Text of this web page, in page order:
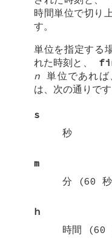
時間単位で切り
す。
単位を指定する
れた時刻と、
n単位であれば
は、次の通りで
s
秒
m
分 (60
h
時間 (60